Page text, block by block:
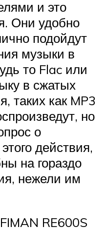
и это
Они удобно
подойдут
музыки в
то Flac или
в сжатых
таких как MP3
но
о
действия,
на гораздо
нежели им
RE600S